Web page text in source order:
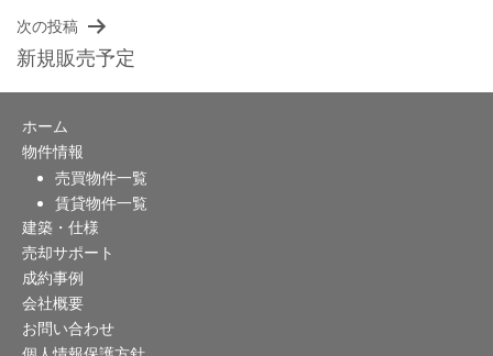
稿
ナ
ビ
ゲ
ー
シ
ョ
ン
次の投稿
新規販売予定
ホーム
物件情報
売買物件一覧
賃貸物件一覧
建築・仕様
売却サポート
成約事例
会社概要
お問い合わせ